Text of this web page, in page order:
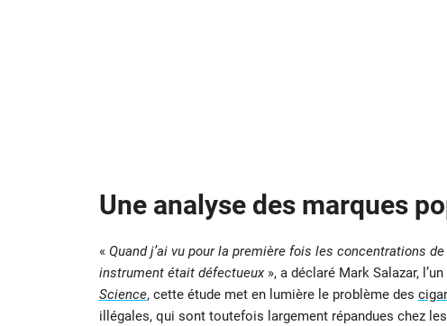
Une analyse des marques
« Quand j’ai vu pour la première fois les concentrations
instrument était défectueux », a déclaré Mark Salazar,
Science, cette étude met en lumière le problème des
illégales, qui sont toutefois largement répandues chez les